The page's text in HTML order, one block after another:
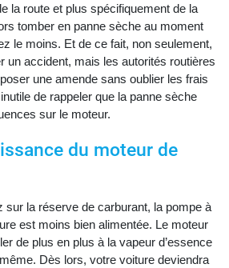
la route et plus spécifiquement de la
tomber en panne sèche au moment
le moins. Et de ce fait, non seulement,
un accident, mais les autorités routières
une amende sans oublier les frais
de rappeler que la panne sèche
sur le moteur.
du moteur de
sur la réserve de carburant, la pompe à
est moins bien alimentée. Le moteur
de plus en plus à la vapeur d’essence
Dès lors, votre voiture deviendra